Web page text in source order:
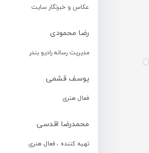
عکاس و خبرنگار سایت
رضا محمودی
مدیریت رسانه رادیو بندر
یوسف قشمی
فعال هنری
محمدرضا اقدسی
تهیه کننده ، فعال هنری